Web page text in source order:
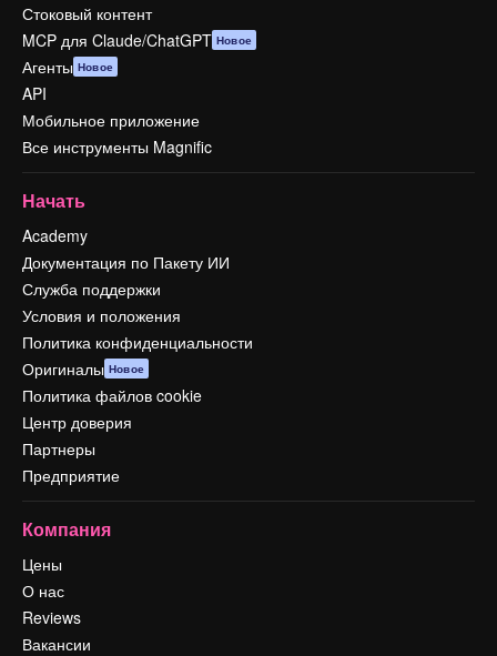
Стоковый контент
MCP для Claude/ChatGPT Новое
Агенты Новое
API
Мобильное приложение
Все инструменты Magnific
Начать
Academy
Документация по Пакету ИИ
Служба поддержки
Условия и положения
Политика конфиденциальности
Оригиналы Новое
Политика файлов cookie
Центр доверия
Партнеры
Предприятие
Компания
Цены
О нас
Reviews
Вакансии